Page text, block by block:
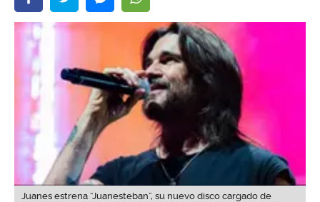
Juanes estrena “Juanesteban”, su nuevo disco cargado de